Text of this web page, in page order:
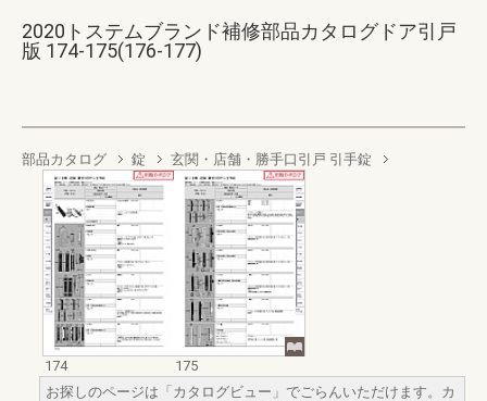
2020トステムブランド補修部品カタログドア引戸
版 174-175(176-177)
部品カタログ 錠 玄関・店舗・勝手口引戸 引手錠
174
175
お探しのページは「カタログビュー」でごらんいただけます。カ